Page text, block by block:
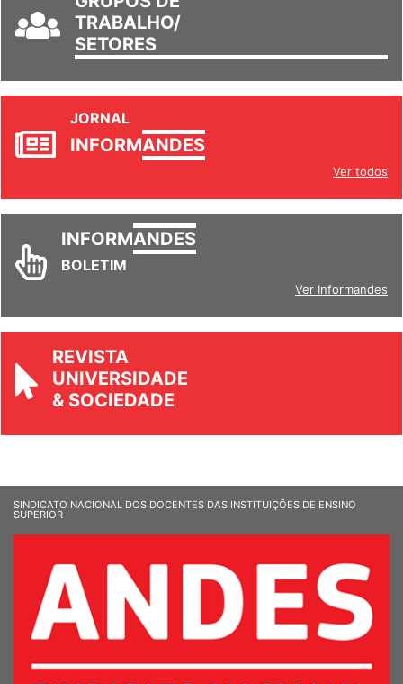
TRABALHO/
SETORES
JORNAL
INFORMANDES
Ver todos
INFORMANDES
BOLETIM
Ver Informandes
REVISTA
UNIVERSIDADE
& SOCIEDADE
SINDICATO NACIONAL DOS DOCENTES DAS INSTITUIÇÕES DE ENSINO
SUPERIOR